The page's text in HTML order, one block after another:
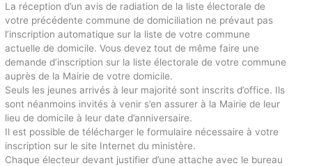
La réception d’un avis de radiation de la liste électorale de
votre précédente commune de domiciliation ne prévaut pas
l’inscription automatique sur la liste de votre commune
actuelle de domicile. Vous devez tout de même faire une
demande d’inscription sur la liste électorale de votre commune
auprès de la Mairie de votre domicile.
Seuls les jeunes arrivés à leur majorité sont inscrits d’office. Ils
sont néanmoins invités à venir s’en assurer à la Mairie de leur
lieu de domicile à leur date d’anniversaire.
Il est possible de télécharger le formulaire nécessaire à votre
inscription sur le site Internet du ministère.
Chaque électeur devant justifier d’une attache avec le bureau